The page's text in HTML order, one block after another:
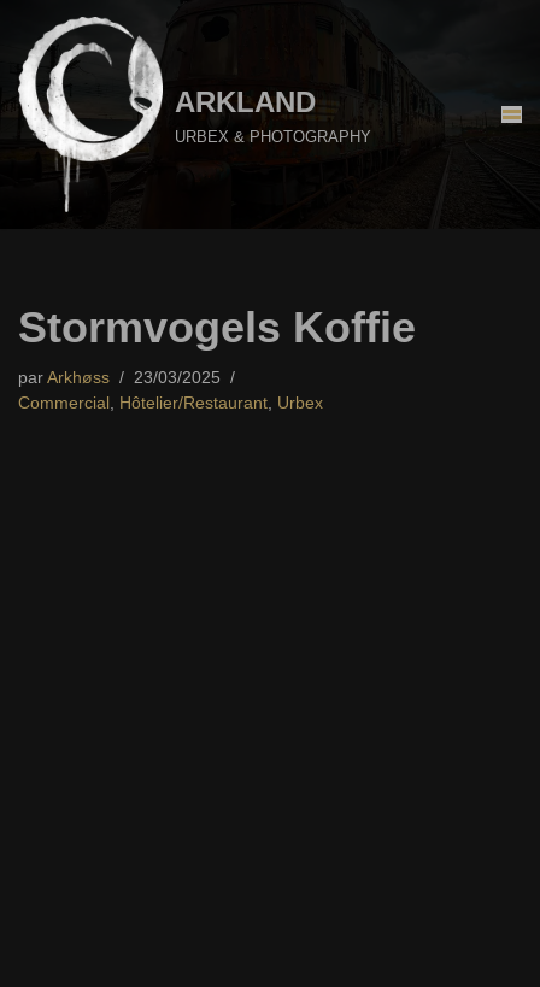
Aller
au
contenu
ARKLAND
URBEX & PHOTOGRAPHY
Stormvogels Koffie
par Arkhøss
23/03/2025
Commercial , Hôtelier/Restaurant, Urbex